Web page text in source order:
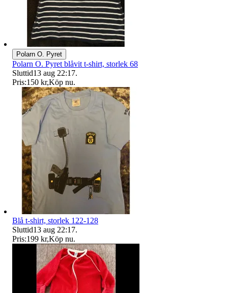
Polarn O. Pyret
Polarn O. Pyret blåvit t-shirt, storlek 68
Sluttid13 aug 22:17.
Pris:150 kr,Köp nu.
Blå t-shirt, storlek 122-128
Sluttid13 aug 22:17.
Pris:199 kr,Köp nu.